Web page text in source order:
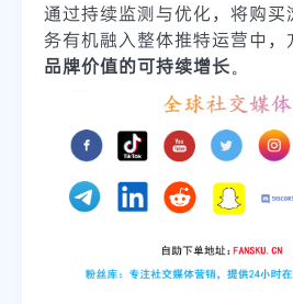
通过持续监测与优化，将购买
务有机融入整体推特运营中，
品牌价值的可持续增长。